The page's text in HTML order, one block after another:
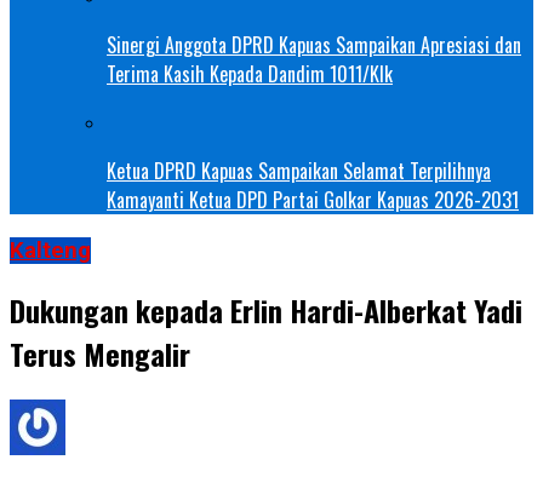
Sinergi Anggota DPRD Kapuas Sampaikan Apresiasi dan
Terima Kasih Kepada Dandim 1011/Klk
Ketua DPRD Kapuas Sampaikan Selamat Terpilihnya
Kamayanti Ketua DPD Partai Golkar Kapuas 2026-2031
Kalteng
Dukungan kepada Erlin Hardi-Alberkat Yadi
Terus Mengalir